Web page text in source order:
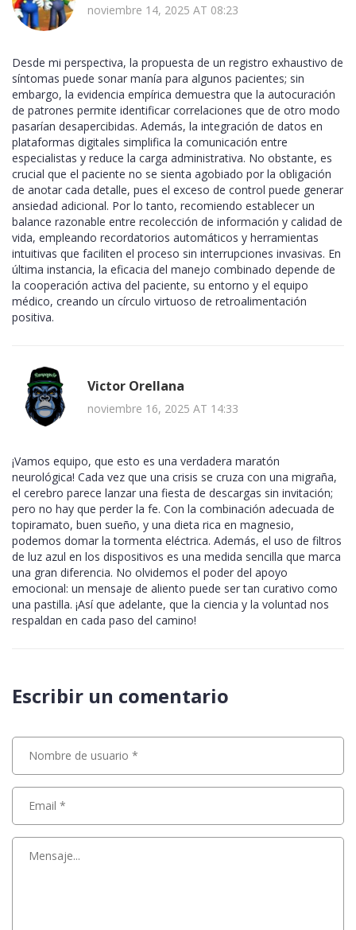
noviembre 14, 2025 AT 08:23
Desde mi perspectiva, la propuesta de un registro exhaustivo de
síntomas puede sonar manía para algunos pacientes; sin
embargo, la evidencia empírica demuestra que la autocuración
de patrones permite identificar correlaciones que de otro modo
pasarían desapercibidas. Además, la integración de datos en
plataformas digitales simplifica la comunicación entre
especialistas y reduce la carga administrativa. No obstante, es
crucial que el paciente no se sienta agobiado por la obligación
de anotar cada detalle, pues el exceso de control puede generar
ansiedad adicional. Por lo tanto, recomiendo establecer un
balance razonable entre recolección de información y calidad de
vida, empleando recordatorios automáticos y herramientas
intuitivas que faciliten el proceso sin interrupciones invasivas. En
última instancia, la eficacia del manejo combinado depende de
la cooperación activa del paciente, su entorno y el equipo
médico, creando un círculo virtuoso de retroalimentación
positiva.
Victor Orellana
noviembre 16, 2025 AT 14:33
¡Vamos equipo, que esto es una verdadera maratón
neurológica! Cada vez que una crisis se cruza con una migraña,
el cerebro parece lanzar una fiesta de descargas sin invitación;
pero no hay que perder la fe. Con la combinación adecuada de
topiramato, buen sueño, y una dieta rica en magnesio,
podemos domar la tormenta eléctrica. Además, el uso de filtros
de luz azul en los dispositivos es una medida sencilla que marca
una gran diferencia. No olvidemos el poder del apoyo
emocional: un mensaje de aliento puede ser tan curativo como
una pastilla. ¡Así que adelante, que la ciencia y la voluntad nos
respaldan en cada paso del camino!
Escribir un comentario